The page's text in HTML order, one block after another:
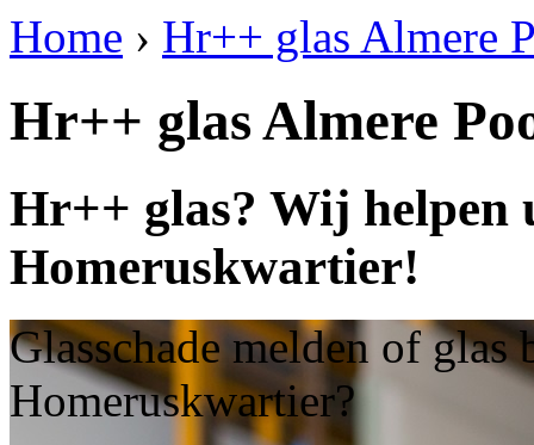
Home › Hr++ glas Almere
Hr++ glas Almere
Hr++ glas? Wij helpen
Homeruskwartier!
Glasschade melden of
Homeruskwartier?